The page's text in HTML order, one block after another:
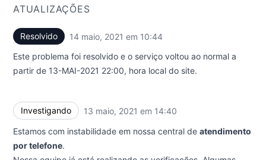
ATUALIZAÇÕES
Resolvido 14 maio, 2021 em 10:44
Este problema foi resolvido e o serviço voltou ao normal a
partir de 13-MAI-2021 22:00, hora local do site.
Investigando 13 maio, 2021 em 14:40
Estamos com instabilidade em nossa central de atendimento
por telefone.